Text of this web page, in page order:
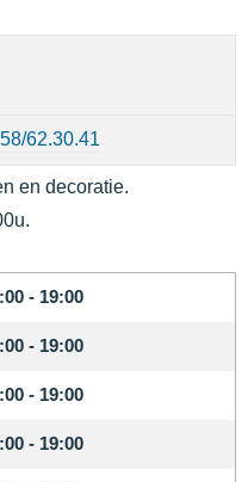
- 19:00
- 19:00
- 19:00
- 19:00
62.30.41
en decoratie.